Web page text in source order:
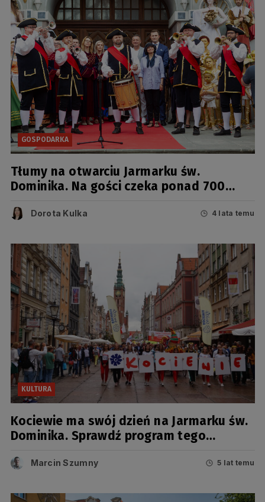
GOSPODARKA
Tłumy na otwarciu Jarmarku św.
Dominika. Na gości czeka ponad 700
Dorota Kulka 4 lata temu
KULTURA
Kociewie ma swój dzień na Jarmarku św.
Dominika. Sprawdź program tego
Marcin Szumny 5 lat temu